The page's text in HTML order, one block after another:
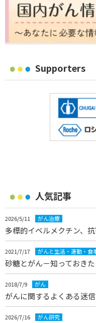
Supporters
人気記事
2026/5/11 がん治療
多標的イベルメクチン、
2021/7/17 がんと生活・運動・食
砂糖とがん－知っておき
2018/7/9 がん
がんに関するよくある迷
2026/7/16 がん研究